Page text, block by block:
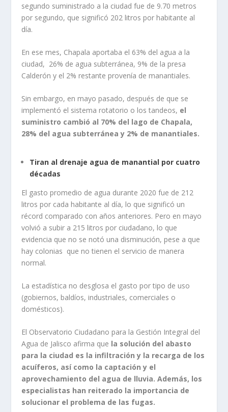
segundo suministrado a la ciudad fue de 9.70 metros
por segundo, que significó 202 litros por habitante al
día.
En ese mes, Chapala aportaba el 63% del agua a la
ciudad, 26% de agua subterránea, 9% de la presa
Calderón y el 2% restante provenía de manantiales.
Sin embargo, en mayo pasado, después de que se
implementó el sistema rotatorio o los tandeos, el
suministro cambió al 70% del lago de Chapala,
28% del agua subterránea y 2% de manantiales.
Tiran al drenaje agua de manantial por cuatro
décadas
El gasto promedio de agua durante 2020 fue de 212
litros por cada habitante al día, lo que significó un
récord comparado con años anteriores. Pero en mayo
volvió a subir a 215 litros por ciudadano, lo que
evidencia que no se notó una disminución, pese a que
hay colonias que no tienen el servicio de manera
normal.
La estadística no desglosa el gasto por tipo de uso
(gobiernos, baldíos, industriales, comerciales o
domésticos).
El Observatorio Ciudadano para la Gestión Integral del
Agua de Jalisco afirma que la solución del abasto
para la ciudad es la infiltración y la recarga de los
acuíferos, así como la captación y el
aprovechamiento del agua de lluvia. Además, los
especialistas han reiterado la importancia de
solucionar el problema de las fugas.